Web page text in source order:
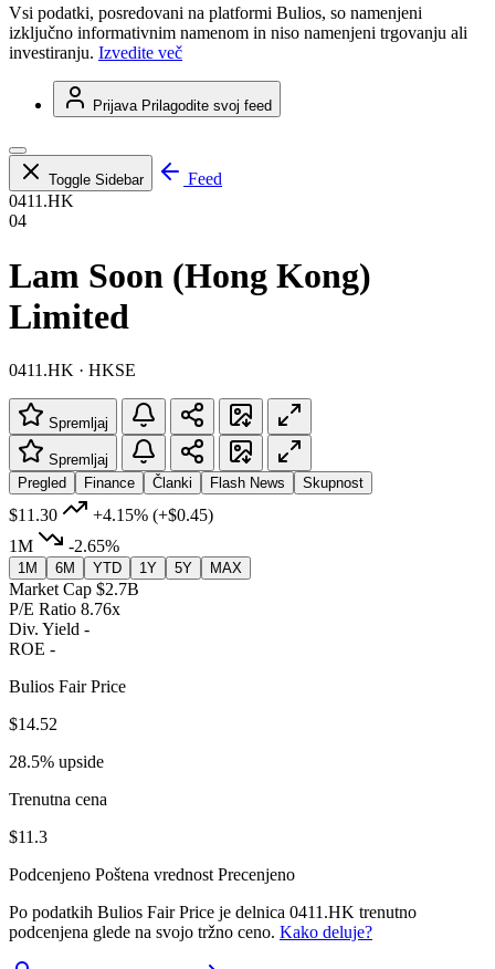
Vsi podatki, posredovani na platformi Bulios, so namenjeni
izključno informativnim namenom in niso namenjeni trgovanju ali
investiranju. Izvedite več
Prijava Prilagodite svoj feed
Toggle Sidebar
Feed
0411.HK
04
Lam Soon (Hong Kong)
Limited
0411.HK · HKSE
Spremljaj
Spremljaj
Pregled
Finance Članki Flash News Skupnost
$11.30 +4.15% (+$0.45)
1M
-2.65%
1M 6M YTD 1Y 5Y MAX
Market Cap $2.7B
P/E Ratio 8.76x
Div. Yield -
ROE -
Bulios Fair Price
$14.52
28.5% upside
Trenutna cena
$11.3
Podcenjeno Poštena vrednost Precenjeno
Po podatkih Bulios Fair Price je delnica 0411.HK trenutno
podcenjena glede na svojo tržno ceno. Kako deluje?